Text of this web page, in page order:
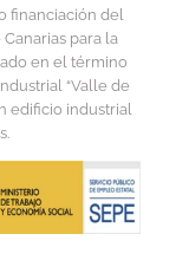
financiación del
para la
en el término
“Valle de
edificio industrial